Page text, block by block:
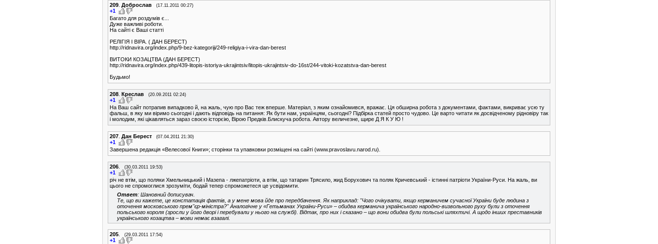
209 Доброслав (17.11.2011 00:27)
+1
Багато для роздумів є...
Дуже важливі роботи.
На сайті є Ваші статті
РЕЛІГІЯ І ВІРА. ( ДАН БЕРЕСТ)
http://ridnavira.org/index.php/9-bez-kategoriji/249-religiya-i-vira-dan-berest
ВИТОКИ КОЗАЦТВА (ДАН БЕРЕСТ)
http://ridnavira.org/index.php/439-litopis-istoriya-ukrajintsiv/litopis-ukrajintsiv-do-16st/244-vitoki-kozatstva-dan-berest
Будьмо!
208 Креслав (20.09.2011 02:24)
+1
На Ваш сайт потрапив випадково й, на жаль, чую про Вас теж вперше. Матеріал, з яким ознайомився, вражає. Ця обширна робота з документами, фактами, викриває усю ту
фальш, в яку ми віримо сьогодні і дають відповідь на питання: Як бути нам, українцям, сьогодні? Підбірка статей просто чудово. Це варто читати як досвідченому рідновіру так
і молодим, які цікавляться зараз своєю історєію, Вірою Предків.Блискуча робота. Автору величезне, щире Д Я К У Ю !
207 Дан Берест (07.04.2011 21:30)
+1
Завершена редакція «Велесової Книги»; сторінки та упавковки розміщені на сайті (www.pravoslavu.narod.ru).
206 (30.03.2011 19:53)
+1
річ не втім, що поляки Хмельницький і Мазепа - лжепатріоти, а втім, що татарин Трясило, жид Борухович та поляк Кричевський - істинні патріоти України-Руси. На жаль, ви
цього не спромоглися зрозуміти, бодай тепер спроможетеся це усвідомити.
Ответ: Шановний дописувач.
Те, що ви кажете, це констатація фактів, а у мене мова йде про передбачення. Як наприклад: "Чого очікувати, якщо керманичем сучасної України буде людина з
оточення московського прем''єр-міністра?" Аналогічне у «Гетьманах України-Руси» – обидва керманича українського народно-визвольного руху були з оточення
польського короля (зросли у його дворі і перебували у нього на службі). Відтак, про них і сказано – що вони обидва були польські шляхтичі. А щодо інших преставників
українського козацтва – мови немає взагалі.
205 (29.03.2011 17:54)
+1